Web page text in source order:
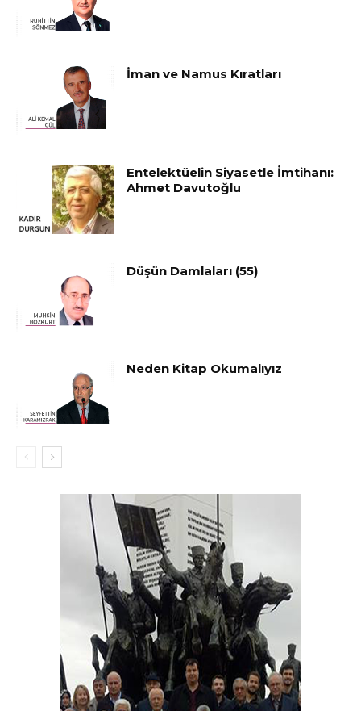
İman ve Namus Kıratları
Entelektüelin Siyasetle İmtihanı:
Ahmet Davutoğlu
Düşün Damlaları (55)
Neden Kitap Okumalıyız